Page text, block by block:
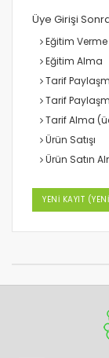
Üye Girişi
Eğitim Verme
Eğitim Alma
Tarif
Tarif
Tarif Alma
Ürün Satışı
Ürün Satın
YENİ KAYIT